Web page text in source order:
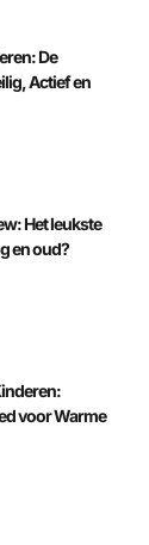
De
Actief en
Het leukste
en oud?
voor Warme